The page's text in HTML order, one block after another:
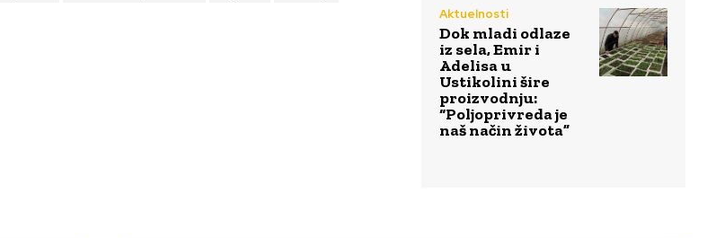
Aktuelnosti
Dok mladi odlaze
iz sela, Emir i
Adelisa u
Ustikolini šire
proizvodnju:
“Poljoprivreda je
naš način života”